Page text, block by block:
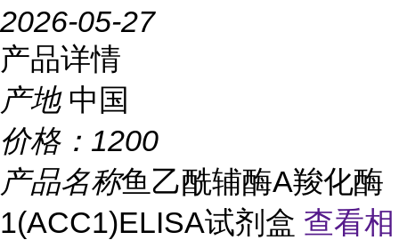
2026-05-27
产品详情
产地 中国
价格： 1200
产品名称鱼乙酰辅酶A羧化酶
1(ACC1)ELISA试剂盒 查看相